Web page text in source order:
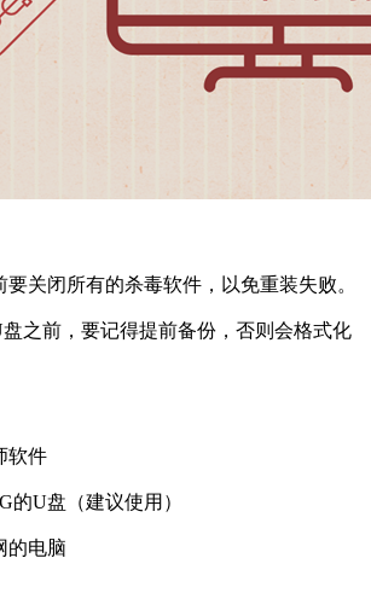
要关闭所有的杀毒软件，以免重装失败。
之前，要记得提前备份，否则会格式化
软件
的U盘（建议使用）
的电脑